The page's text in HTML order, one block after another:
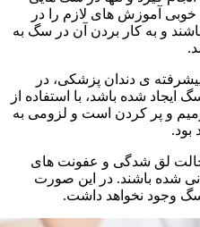
خوبی آموزش های لازم را در
و به کار بردن آن در سگ به
ی دندان پزشکی، در
شده باشد، با استفاده از
و پر کردن است و لزومی به
بود.
لق شدگی و عفونت های
شده باشند. در این صورت
وجود نخواهد داشت.